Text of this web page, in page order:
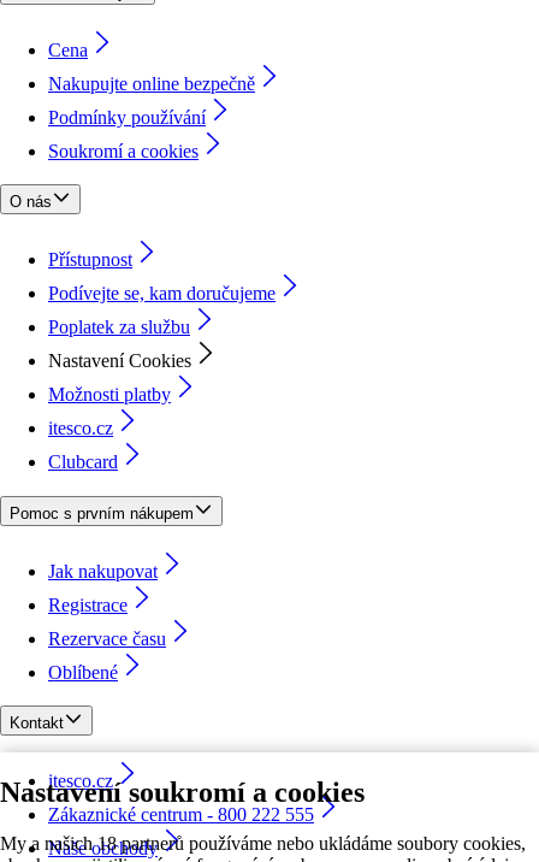
Nastavení soukromí a cookies
My a našich 18 partnerů používáme nebo ukládáme soubory cookies,
Cena
Nakupujte online bezpečně
Podmínky používání
Soukromí a cookies
O nás
Přístupnost
Podívejte se, kam doručujeme
Poplatek za službu
Nastavení Cookies
Možnosti platby
itesco.cz
Clubcard
Pomoc s prvním nákupem
Jak nakupovat
Registrace
Rezervace času
Oblíbené
Kontakt
itesco.cz
Zákaznické centrum - 800 222 555
Naše obchody